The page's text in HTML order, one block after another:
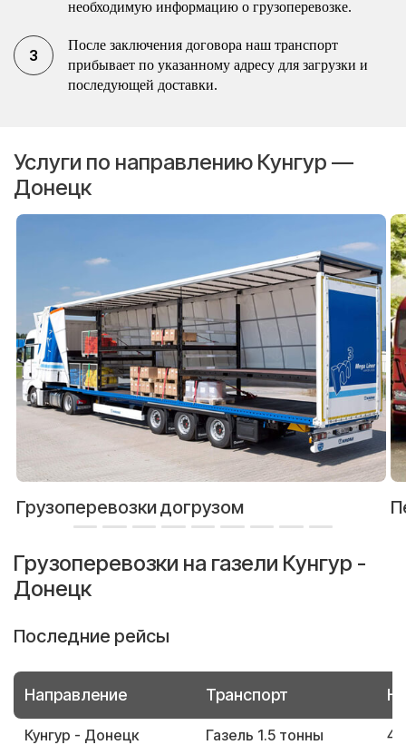
необходимую информацию о грузоперевозке.
После заключения договора наш транспорт
прибывает по указанному адресу для загрузки и
последующей доставки.
Услуги по направлению Кунгур —
Донецк
Грузоперевозки догрузом
Грузоперевозки на газели Кунгур -
Донецк
Последние рейсы
Направление Транспорт
Кунгур - Донецк Газель 1.5 тонны